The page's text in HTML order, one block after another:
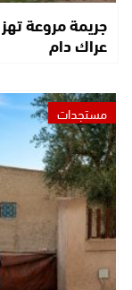
جريمة مروعة
عراك دام
مستجدات